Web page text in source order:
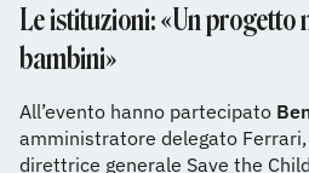
Le istituzioni: «Un progetto
bambini»
All’evento hanno partecipato
amministratore delegato Ferrari,
direttrice generale Save the